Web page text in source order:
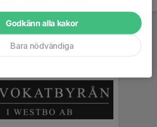
Godkänn alla kakor
Bara nödvändiga